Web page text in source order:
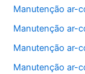
o
o
k
Manutenção ar-
Manutenção ar-
Manutenção ar-
Manutenção ar-